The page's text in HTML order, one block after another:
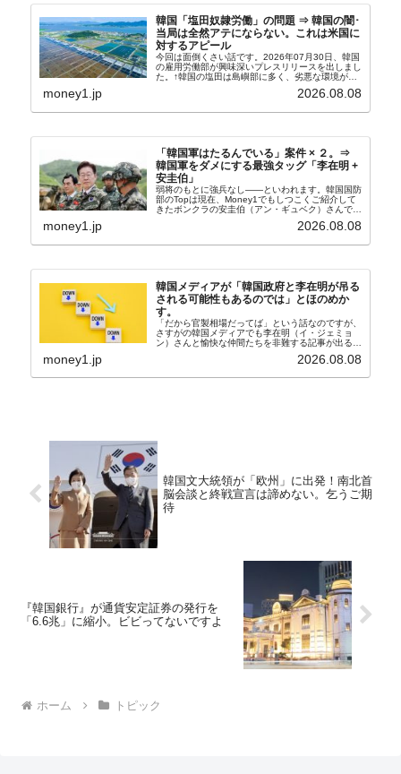
韓国「塩田奴隷労働」の問題 ⇒ 韓国の闇･
当局は全然アテにならない。これは米国に
対するアピール
今回は面倒くさい話です。2026年07月30日、韓国
の雇用労働部が興味深いプレスリリースを出しまし
た。↑韓国の塩田は島嶼部に多く、劣悪な環境が一
たといわれます（後述）。これは、いわゆる「塩田
money1.jp 2026.08.08
「韓国軍はたるんでいる」案件 × ２。⇒
韓国軍をダメにする最強タッグ「李在明 +
安圭伯」
弱将のもとに強兵なし――といわれます。韓国国防
部のTopは現在、Money1でもしつこくご紹介して
きたボンクラの安圭伯（アン・ギュベク）さんで
す。↑経済的無知蒙昧な李在明（イ・ジェミョン）
さんと「韓国初の文官上がり」の国防部長官安圭伯
money1.jp 2026.08.08
韓国メディアが「韓国政府と李在明が吊る
される可能性もあるのでは」とほのめか
す。
「だから官製相場だってば」という話なのですが、
さすがの韓国メディアでも李在明（イ・ジェミョ
ン）さんと愉快な仲間たちを非難する記事が出るよ
『朝鮮日報』に面白い記事が出ています。「東西南
money1.jp 2026.08.08
韓国文大統領が「欧州」に出発！南北首
脳会談と終戦宣言は諦めない。乞うご期
待
『韓国銀行』が通貨安定証券の発行を
「6.6兆」に縮小。ビビってないですよ
ホーム トピック